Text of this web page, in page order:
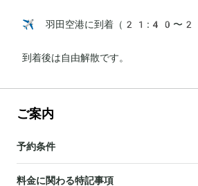
✈️ 羽田空港に到着（21:40〜
到着後は自由解散です。
ご案内
予約条件
料金に関わる特記事項